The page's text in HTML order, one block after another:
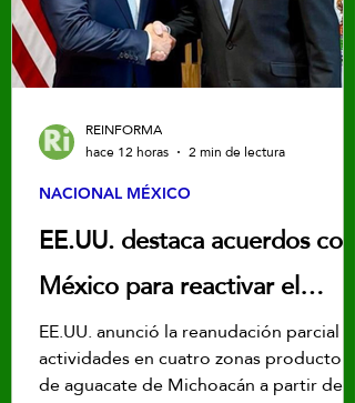
EE.UU. destaca acuerdos con
México para reactivar el
sector aguacatero en
Michoacán
EE.UU. anunció la reanudación parcial de
actividades en cuatro zonas productoras
de aguacate de Michoacán a partir del
NACIONAL MÉXICO
REINFORMA
hace 12 horas
2 min de lectura